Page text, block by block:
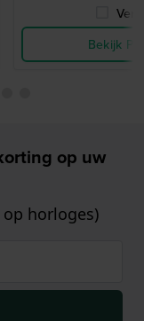
Bekijk
op uw
op horloges)